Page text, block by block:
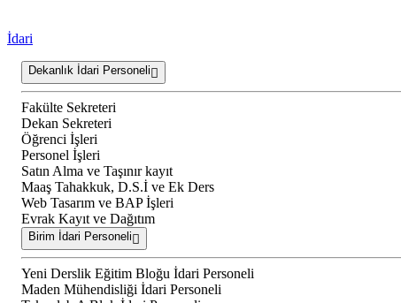
İdari
Dekanlık İdari Personeli
Fakülte Sekreteri
Dekan Sekreteri
Öğrenci İşleri
Personel İşleri
Satın Alma ve Taşınır kayıt
Maaş Tahakkuk, D.S.İ ve Ek Ders
Web Tasarım ve BAP İşleri
Evrak Kayıt ve Dağıtım
Birim İdari Personeli
Yeni Derslik Eğitim Bloğu İdari Personeli
Maden Mühendisliği İdari Personeli